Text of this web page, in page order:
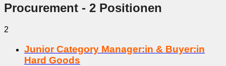
Procurement - 2 Positionen
2
Junior Category Manager:in & Buyer:in
Hard Goods